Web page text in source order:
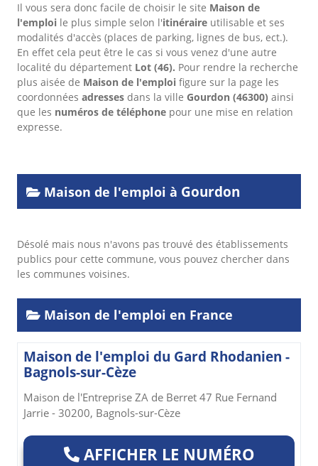
Il vous sera donc facile de choisir le site Maison de
l'emploi le plus simple selon l'itinéraire utilisable et ses
modalités d'accès (places de parking, lignes de bus, ect.).
En effet cela peut être le cas si vous venez d'une autre
localité du département Lot (46). Pour rendre la recherche
plus aisée de Maison de l'emploi figure sur la page les
coordonnées adresses dans la ville Gourdon (46300) ainsi
que les numéros de téléphone pour une mise en relation
expresse.
Maison de l'emploi à Gourdon
Désolé mais nous n'avons pas trouvé des établissements
publics pour cette commune, vous pouvez chercher dans
les communes voisines.
Maison de l'emploi en France
Maison de l'emploi du Gard Rhodanien -
Bagnols-sur-Cèze
Maison de l'Entreprise ZA de Berret 47 Rue Fernand
Jarrie - 30200, Bagnols-sur-Cèze
AFFICHER LE NUMÉRO